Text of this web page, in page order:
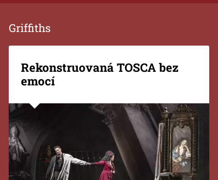
Griffiths
Rekonstruovaná TOSCA bez
emocí